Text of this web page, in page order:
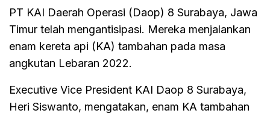
PT KAI Daerah Operasi (Daop) 8 Surabaya, Jawa
Timur telah mengantisipasi. Mereka menjalankan
enam kereta api (KA) tambahan pada masa
angkutan Lebaran 2022.
Executive Vice President KAI Daop 8 Surabaya,
Heri Siswanto, mengatakan, enam KA tambahan